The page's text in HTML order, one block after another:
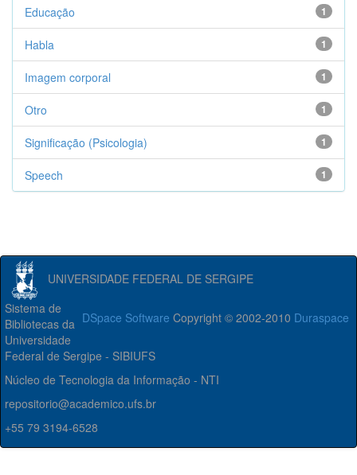
1
Educação
1
Habla
1
Imagem corporal
1
Otro
1
Significação (Psicologia)
1
Speech
UNIVERSIDADE FEDERAL DE SERGIPE
DSpace Software Copyright © 2002-2010 Duraspace
Sistema de
Bibliotecas da
Universidade
Federal de Sergipe - SIBIUFS
Núcleo de Tecnologia da Informação - NTI
repositorio@academico.ufs.br
+55 79 3194-6528